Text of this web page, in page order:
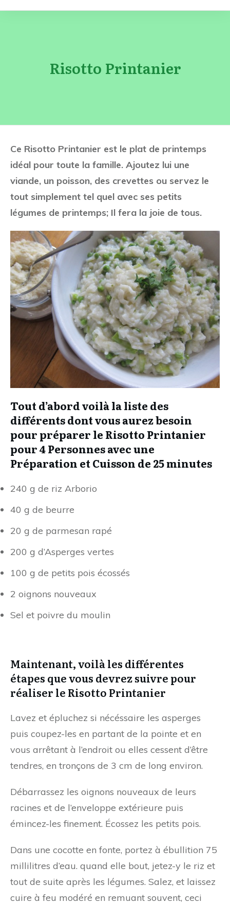
Risotto Printanier
Ce Risotto Printanier est le plat de printemps
idéal pour toute la famille. Ajoutez lui une
viande, un poisson, des crevettes ou servez le
tout simplement tel quel avec ses petits
légumes de printemps; Il fera la joie de tous.
Tout d’abord voilà la liste des
différents dont vous aurez besoin
pour préparer le Risotto Printanier
pour 4 Personnes avec une
Préparation et Cuisson de 25 minutes
240 g de riz Arborio
40 g de beurre
20 g de parmesan rapé
200 g d’Asperges vertes
100 g de petits pois écossés
2 oignons nouveaux
Sel et poivre du moulin
Maintenant, voilà les différentes
étapes que vous devrez suivre pour
réaliser le Risotto Printanier
Lavez et épluchez si nécéssaire les asperges
puis coupez-les en partant de la pointe et en
vous arrêtant à l’endroit ou elles cessent d’être
tendres, en tronçons de 3 cm de long environ.
Débarrassez les oignons nouveaux de leurs
racines et de l’enveloppe extérieure puis
émincez-les finement. Écossez les petits pois.
Dans une cocotte en fonte, portez à ébullition 75
millilitres d’eau. quand elle bout, jetez-y le riz et
tout de suite après les légumes. Salez, et laissez
cuire à feu modéré en remuant souvent, ceci